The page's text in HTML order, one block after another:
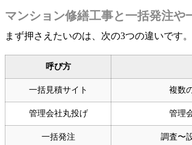
マンション修繕工事と一括発注や
まず押さえたいのは、次の3つの違いです。
呼び方
一括見積サイト 複数
管理会社丸投げ 管理
一括発注 調査〜